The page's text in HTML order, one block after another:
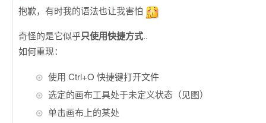
抱歉，有时我的语法也让我害怕
奇怪的是它似乎只使用快捷方式..
如何重现：
使用 Ctrl+O 快捷键打开文件
选定的画布工具处于未定义状态（见图）
单击画布上的某处